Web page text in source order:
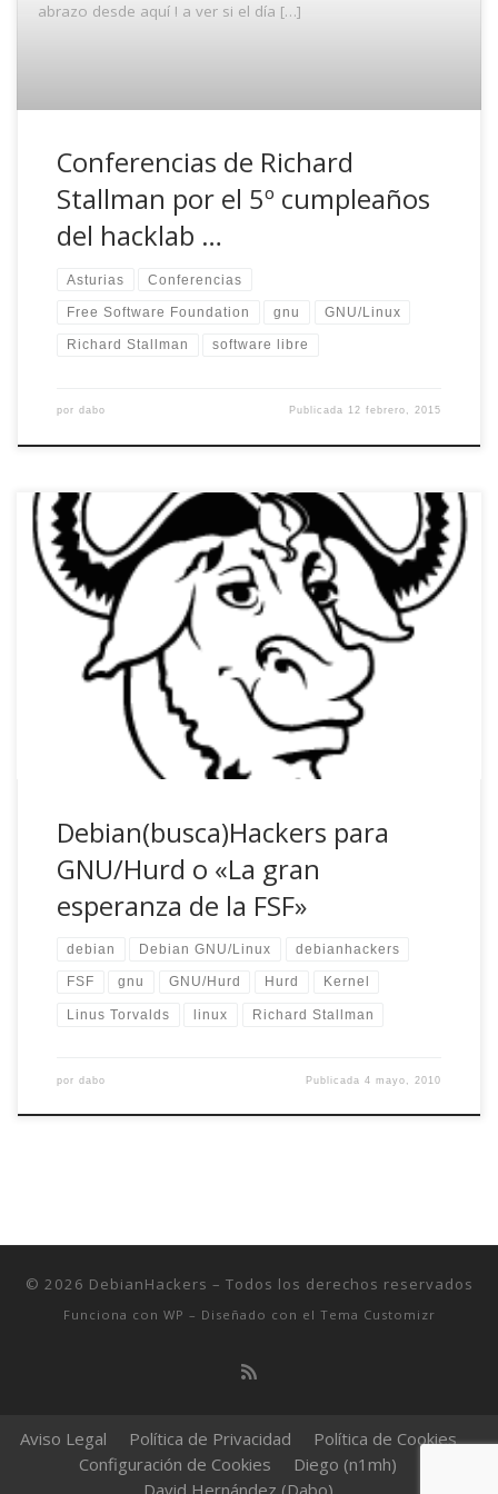
abrazo desde aquí ! a ver si el día […]
Conferencias de Richard
Stallman por el 5º cumpleaños
del hacklab …
Asturias Conferencias
Free Software Foundation gnu GNU/Linux
Richard Stallman software libre
por dabo Publicada 12 febrero, 2015
Hoy se ha hablado de Debian GNU/Hurd, concretamente,
he leído en Barrapunto; «Las noticias del mes de abril de
Hurd son bastante optimistas, ya que se viene viendo
movimiento en su desarrollo. Algo que viene ayudando
mucho es la alta actividad de los desarrolladores de
ArchHurd, que con unos pocos […]
Debian(busca)Hackers para
GNU/Hurd o «La gran
esperanza de la FSF»
debian Debian GNU/Linux debianhackers
FSF gnu GNU/Hurd Hurd Kernel
Linus Torvalds linux Richard Stallman
por dabo Publicada4 mayo, 2010
© 2026 DebianHackers – Todos los derechos reservados
Funciona con WP – Diseñado con el Tema Customizr
Aviso Legal Política de Privacidad
Política de Cookies
Configuración de Cookies
Diego (n1mh)